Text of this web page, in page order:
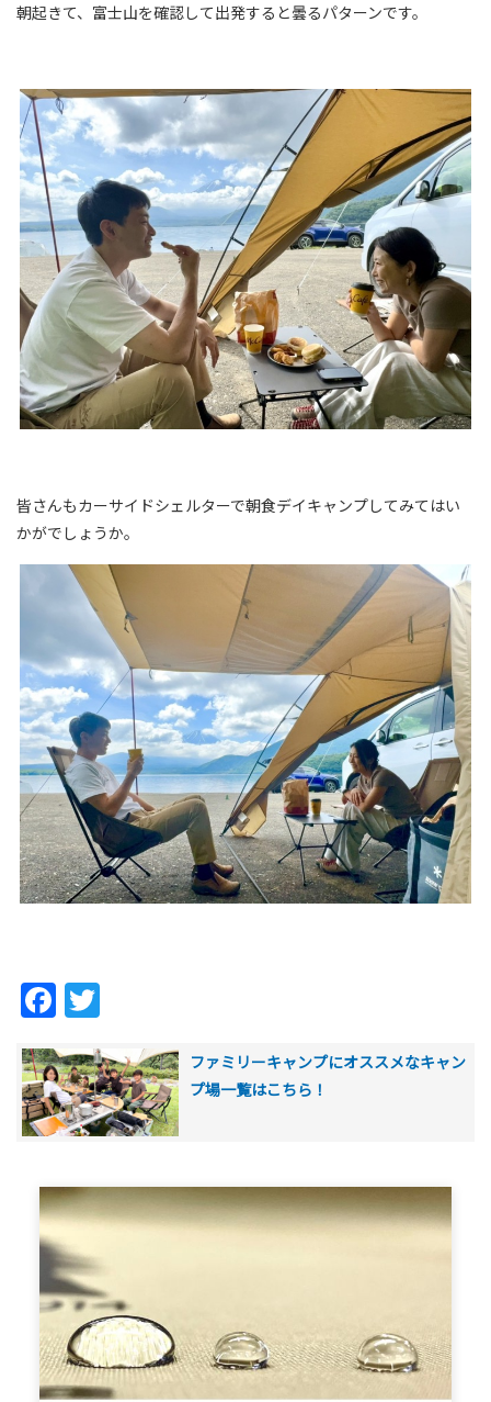
朝起きて、富士山を確認して出発すると曇るパターンです。
皆さんもカーサイドシェルターで朝食デイキャンプしてみてはい
かがでしょうか。
Facebook
ファミリーキャンプにオススメなキャン
プ場一覧はこちら！